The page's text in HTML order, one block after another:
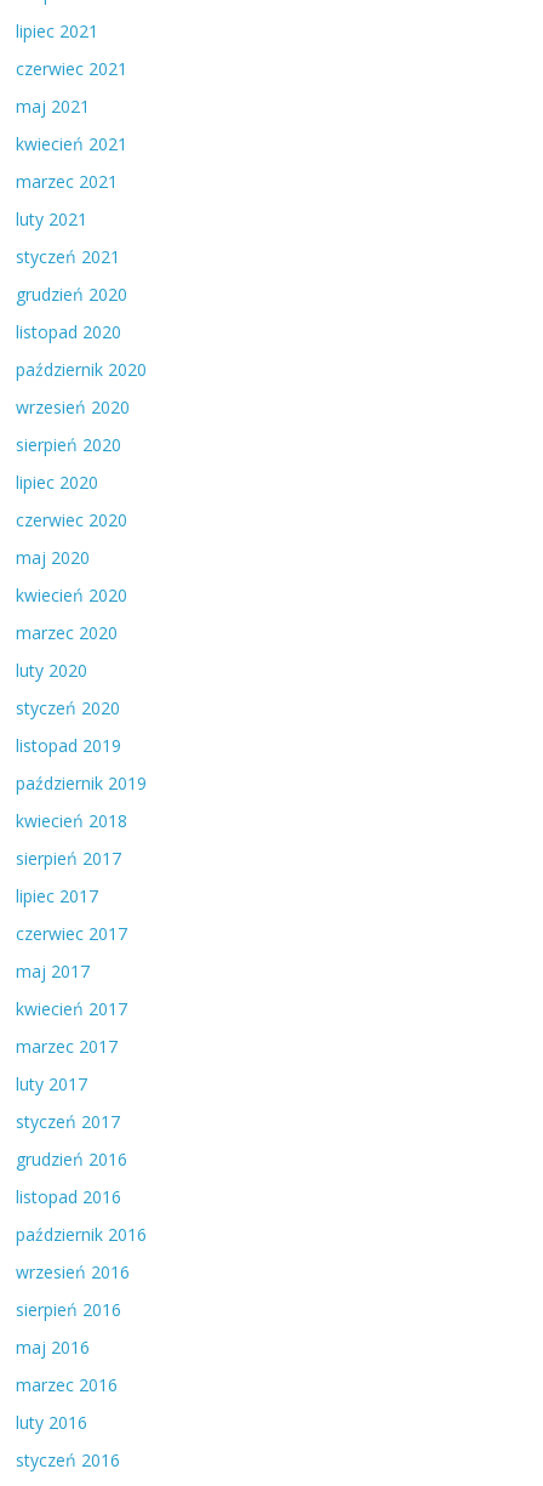
lipiec 2021
czerwiec 2021
maj 2021
kwiecień 2021
marzec 2021
luty 2021
styczeń 2021
grudzień 2020
listopad 2020
październik 2020
wrzesień 2020
sierpień 2020
lipiec 2020
czerwiec 2020
maj 2020
kwiecień 2020
marzec 2020
luty 2020
styczeń 2020
listopad 2019
październik 2019
kwiecień 2018
sierpień 2017
lipiec 2017
czerwiec 2017
maj 2017
kwiecień 2017
marzec 2017
luty 2017
styczeń 2017
grudzień 2016
listopad 2016
październik 2016
wrzesień 2016
sierpień 2016
maj 2016
marzec 2016
luty 2016
styczeń 2016